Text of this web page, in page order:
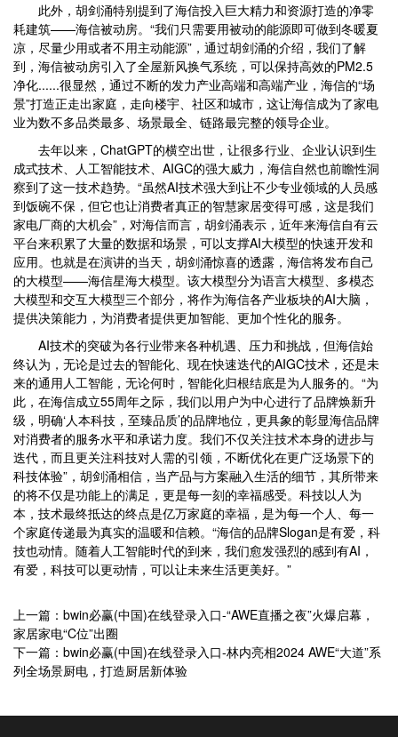
此外，胡剑涌特别提到了海信投入巨大精力和资源打造的净零
耗建筑——海信被动房。“我们只需要用被动的能源即可做到冬暖夏
凉，尽量少用或者不用主动能源”，通过胡剑涌的介绍，我们了解
到，海信被动房引入了全屋新风换气系统，可以保持高效的PM2.5
净化......很显然，通过不断的发力产业高端和高端产业，海信的“场
景”打造正走出家庭，走向楼宇、社区和城市，这让海信成为了家电
业为数不多品类最多、场景最全、链路最完整的领导企业。
去年以来，ChatGPT的横空出世，让很多行业、企业认识到生
成式技术、人工智能技术、AIGC的强大威力，海信自然也前瞻性洞
察到了这一技术趋势。“虽然AI技术强大到让不少专业领域的人员感
到饭碗不保，但它也让消费者真正的智慧家居变得可感，这是我们
家电厂商的大机会”，对海信而言，胡剑涌表示，近年来海信自有云
平台来积累了大量的数据和场景，可以支撑AI大模型的快速开发和
应用。也就是在演讲的当天，胡剑涌惊喜的透露，海信将发布自己
的大模型——海信星海大模型。该大模型分为语言大模型、多模态
大模型和交互大模型三个部分，将作为海信各产业板块的AI大脑，
提供决策能力，为消费者提供更加智能、更加个性化的服务。
AI技术的突破为各行业带来各种机遇、压力和挑战，但海信始
终认为，无论是过去的智能化、现在快速迭代的AIGC技术，还是未
来的通用人工智能，无论何时，智能化归根结底是为人服务的。“为
此，在海信成立55周年之际，我们以用户为中心进行了品牌焕新升
级，明确‘人本科技，至臻品质’的品牌地位，更具象的彰显海信品牌
对消费者的服务水平和承诺力度。我们不仅关注技术本身的进步与
迭代，而且更关注科技对人需的引领，不断优化在更广泛场景下的
科技体验”，胡剑涌相信，当产品与方案融入生活的细节，其所带来
的将不仅是功能上的满足，更是每一刻的幸福感受。科技以人为
本，技术最终抵达的终点是亿万家庭的幸福，是为每一个人、每一
个家庭传递最为真实的温暖和信赖。“海信的品牌Slogan是有爱，科
技也动情。随着人工智能时代的到来，我们愈发强烈的感到有AI，
有爱，科技可以更动情，可以让未来生活更美好。”
上一篇：bwin必赢(中国)在线登录入口-“AWE直播之夜”火爆启幕，
家居家电“C位”出圈
下一篇：bwin必赢(中国)在线登录入口-林内亮相2024 AWE“大道”系
列全场景厨电，打造厨居新体验